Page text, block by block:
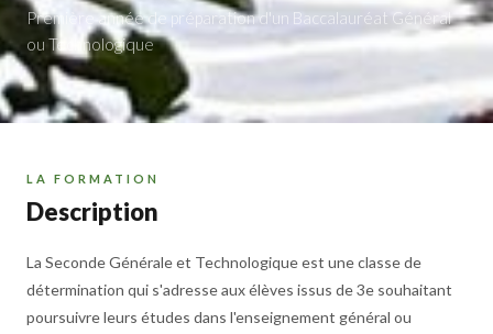
Première année de préparation d'un Baccalauréat Général
ou Technologique
LA FORMATION
Description
La Seconde Générale et Technologique est une classe de
détermination qui s'adresse aux élèves issus de 3e souhaitant
poursuivre leurs études dans l'enseignement général ou